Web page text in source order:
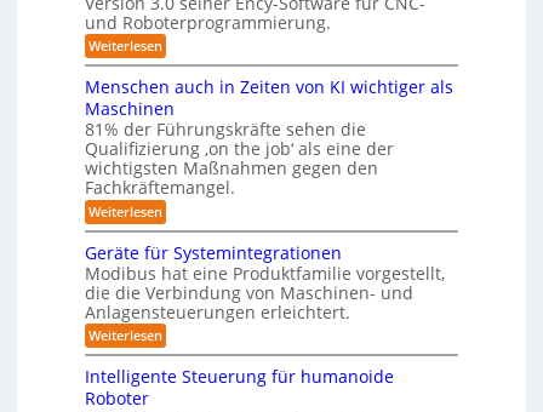
l
ö
s
u
n
g
e
n
s
y
s
e
m
f
ü
r
R
o
b
o
t
i
k
u
f
ü
r
I
n
d
u
s
t
r
i
e
r
b
o
t
e
r
l
e
i
c
h
v
o
n
m
i
l
i
t
ä
r
i
s
c
h
e
r
B
o
t
a
t
i
o
n
e
n
-
S
c
h
w
i
ß
c
o
b
o
t
und Roboterprogrammierung.
Weiterlesen:
P
ä
s
e
n
t
a
t
i
o
n
v
o
n
E
n
c
y
3
Menschen auch in Zeiten von KI wichtiger als
Maschinen
81% der Führungskräfte sehen die
Qualifizierung ‚on the job‘ als eine der
wichtigsten Maßnahmen gegen den
Fachkräftemangel.
Weiterlesen:
M
n
s
c
h
e
n
u
Geräte für Systemintegrationen
Modibus hat eine Produktfamilie vorgestellt,
die die Verbindung von Maschinen- und
Anlagensteuerungen erleichtert.
Weiterlesen:
G
e
r
Intelligente Steuerung für humanoide
Roboter